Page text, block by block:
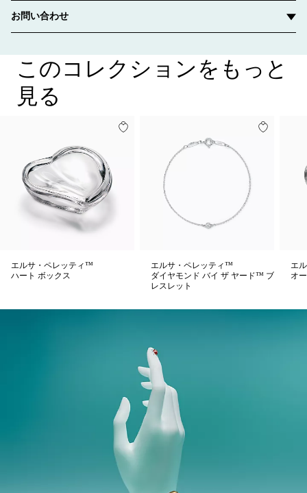
お問い合わせ
このコレクションをもっと
見る
エルサ・ペレッティ™
ハート ボックス
エルサ・ペレッティ™
ダイヤモンド バイ ザ ヤード™ ブ
レスレット
エ
オ